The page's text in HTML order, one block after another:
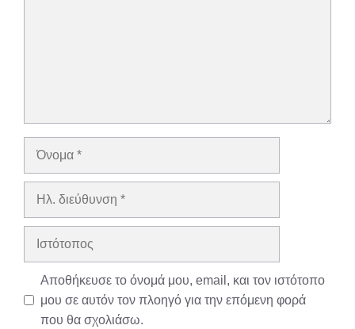
Όνομα
Ηλ.
Ιστότοπος
Αποθήκευσε το όνομά μου, email, και τον ιστότοπο
μου σε αυτόν τον πλοηγό για την επόμενη φορά
που θα σχολιάσω.